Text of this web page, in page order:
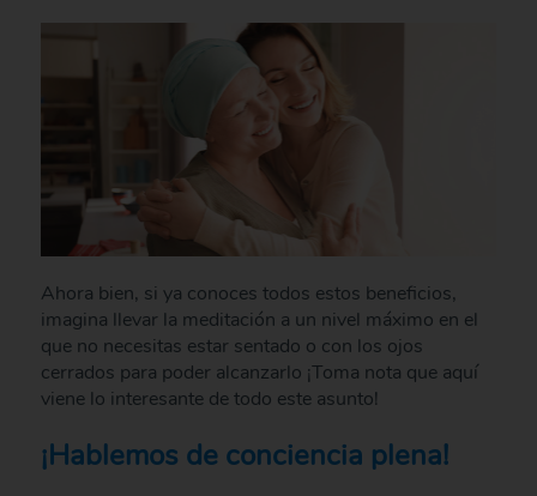
Ahora bien, si ya conoces todos estos beneficios,
imagina llevar la meditación a un nivel máximo en el
que no necesitas estar sentado o con los ojos
cerrados para poder alcanzarlo ¡Toma nota que aquí
viene lo interesante de todo este asunto!
¡Hablemos de conciencia plena!